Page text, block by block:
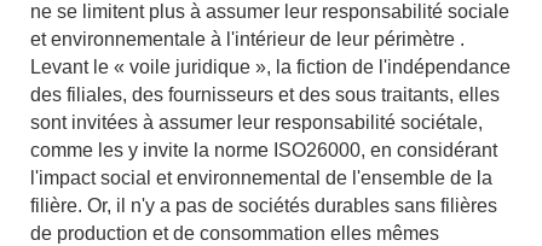
ne se limitent plus à assumer leur responsabilité sociale
et environnementale à l'intérieur de leur périmètre .
Levant le « voile juridique », la fiction de l'indépendance
des filiales, des fournisseurs et des sous traitants, elles
sont invitées à assumer leur responsabilité sociétale,
comme les y invite la norme ISO26000, en considérant
l'impact social et environnemental de l'ensemble de la
filière. Or, il n'y a pas de sociétés durables sans filières
de production et de consommation elles mêmes